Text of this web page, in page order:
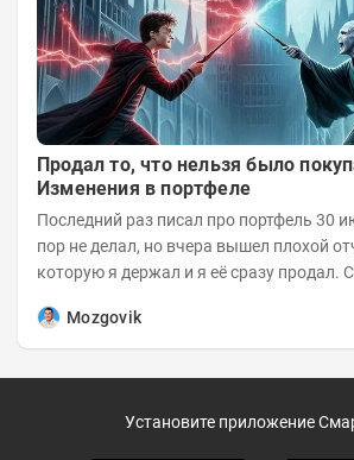
Продал то, что нельзя было
Изменения в портфеле
Последний раз писал про портфель 30 июня и сделок с тех
пор не делал, но вчера вышел плохой
которую я держал и я её сразу продал. Структура
Mozgovik
Установите приложение